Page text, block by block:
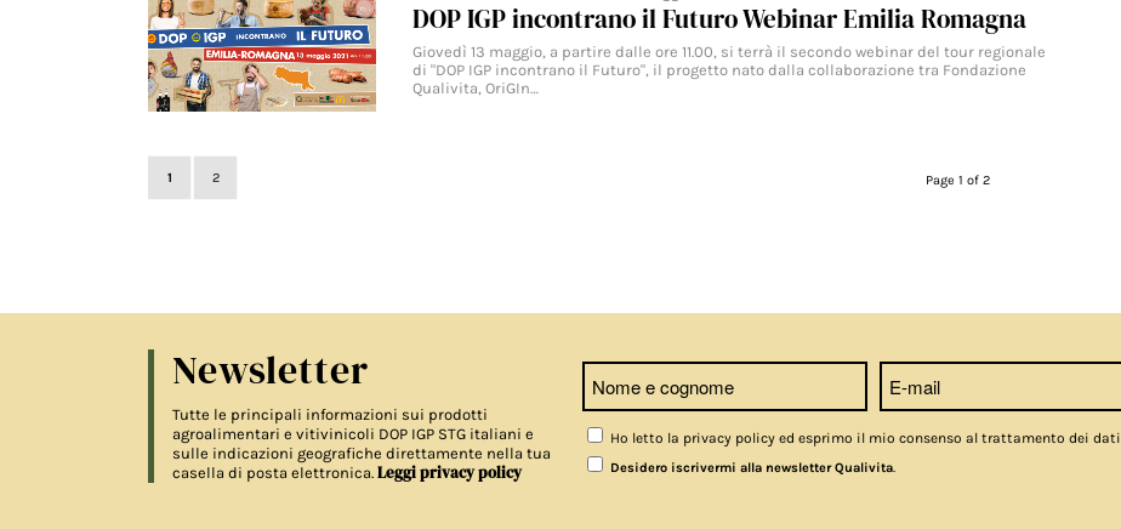
DOP IGP incontrano il Futuro Webinar Emilia Romagna
Giovedì 13 maggio, a partire dalle ore 11.00, si terrà il secondo webinar del tour regionale
di "DOP IGP incontrano il Futuro", il progetto nato dalla collaborazione tra Fondazione
Qualivita, OriGIn…
Page 1 of 2
1 2
Newsletter
Tutte le principali informazioni sui prodotti
agroalimentari e vitivinicoli DOP IGP STG italiani e
sulle indicazioni geografiche direttamente nella tua
casella di posta elettronica. Leggi privacy policy
Ho letto la privacy policy ed esprimo il mio consenso al trattamento dei dati
Desidero iscrivermi alla newsletter Qualivita